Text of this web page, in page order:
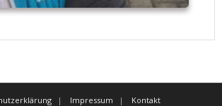
Impressum Kontakt